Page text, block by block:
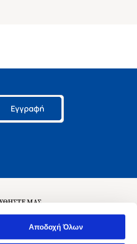
Αποδοχή Όλων
Εγγραφή
ΜΑΣ